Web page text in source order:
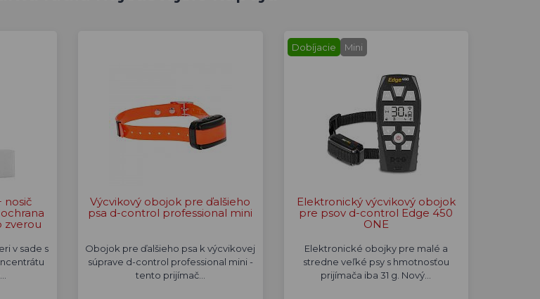
nosič
zverou
v sade s
Výcvikový obojok pre ďalšieho
psa d-control professional mini
Obojok pre ďalšieho psa k výcvikovej
súprave d-control professional mini -
tento prijímač…
Dobíjacie Mini
Elektronický výcvikový obojok
pre psov d-control Edge 450
ONE
Elektronické obojky pre malé a
stredne veľké psy s hmotnosťou
prijímača iba 31 g. Nový…